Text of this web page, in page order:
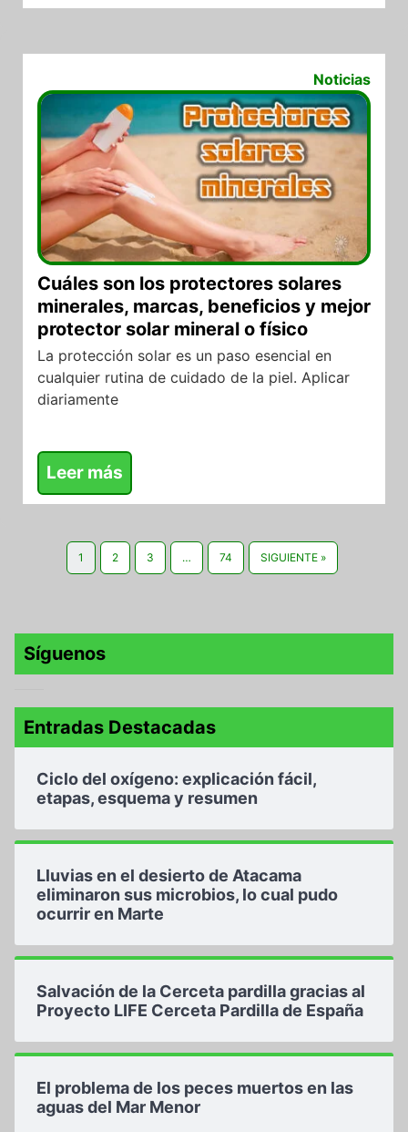
Noticias
Cuáles son los protectores solares
minerales, marcas, beneficios y mejor
protector solar mineral o físico
La protección solar es un paso esencial en
cualquier rutina de cuidado de la piel. Aplicar
diariamente
Leer más
1 2 3 … 74 SIGUIENTE »
Síguenos
Entradas Destacadas
Ciclo del oxígeno: explicación fácil,
etapas, esquema y resumen
Lluvias en el desierto de Atacama
eliminaron sus microbios, lo cual pudo
ocurrir en Marte
Salvación de la Cerceta pardilla gracias al
Proyecto LIFE Cerceta Pardilla de España
El problema de los peces muertos en las
aguas del Mar Menor